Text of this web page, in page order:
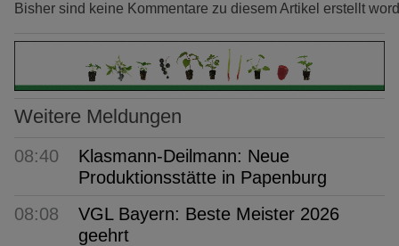
Bisher sind keine Kommentare zu diesem Artikel erstellt
Weitere Meldungen
08:40
Klasmann-Deilmann: Neue
Produktionsstätte in Papenburg
08:08
VGL Bayern: Beste Meister 2026
geehrt